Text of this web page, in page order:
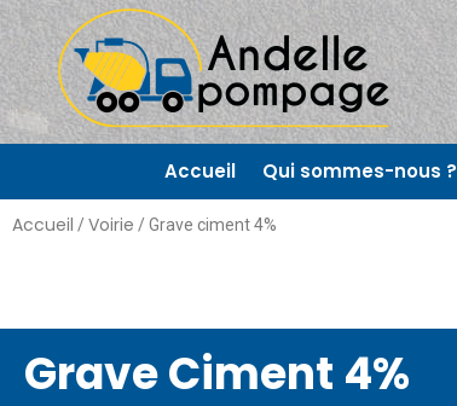
Accueil Qui sommes-nous ?
Accueil /Voirie / Grave ciment 4%
Grave Ciment 4%